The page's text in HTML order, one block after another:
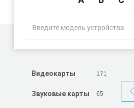
Видеокарты 171
Звуковые карты 65